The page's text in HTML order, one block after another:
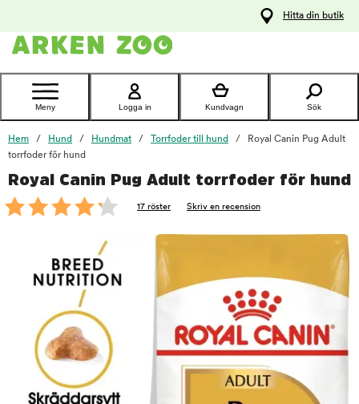
Kontakta
Hitta din butik
Meny Logga in Kundvagn Sök
Hem Hund Hundmat Torrfoder till hund
Royal Canin Pug Adult
torrfoder för hund
Royal Canin Pug Adult torrfoder för hund
17 röster Skriv en recension
foo